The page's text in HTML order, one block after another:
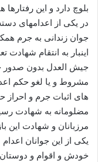
بلوچ دارد و این
جوان زندانی به جرم
اینبار به انتقام
جیش العدل بدون صدور
مشروط و یا لغو حکم
های اثبات جرم و احراز
مضلومانه به شهادت
مرزبانان و شهادت این
یکی از این جوانان
خودش و اقوام و دوستان